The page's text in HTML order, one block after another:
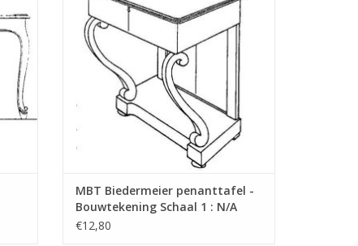
MBT Biedermeier penanttafel -
Bouwtekening Schaal 1 : N/A
(45.40.009)
€12,80